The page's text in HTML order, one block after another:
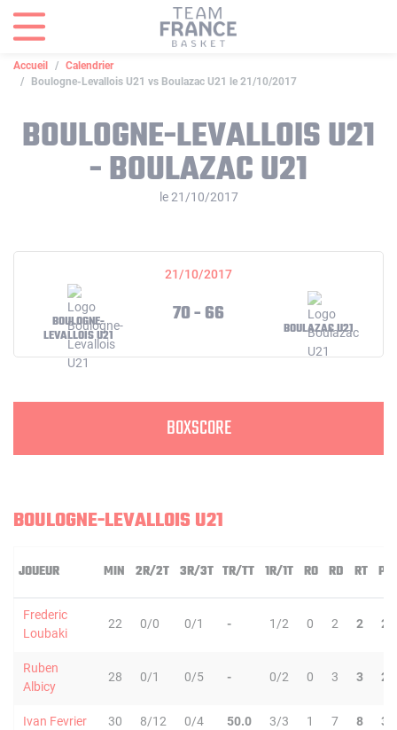
Accueil
Calendrier
Boulogne-Levallois U21 vs Boulazac U21 le 21/10/2017
BOULOGNE-LEVALLOIS U21
- BOULAZAC U21
le 21/10/2017
21/10/2017
BOULOGNE-
LEVALLOIS U21
70 - 66
BOULAZAC U21
BOXSCORE
BOULOGNE-LEVALLOIS U21
JOUEUR MIN 2R/2T 3R/3T TR/TT 1R/1T RO RD RT PD
Frederic
Loubaki
22 0/0 0/1 - 1/2 0 2 2 2
Ruben
Albicy
28 0/1 0/5 - 0/2 0 3 3 2
Ivan Fevrier 30 8/12 0/4 50.0 3/3 1 7 8 3
Panneau de gestion des cookies